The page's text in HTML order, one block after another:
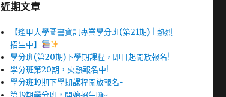
近期文章
【逢甲大學圖書資訊專業學分班(第21期) | 熱烈
招生中】
學分班(第20期)下學期課程，即日起開放報名!
學分班第20期，火熱報名中!
學分班19期下學期課程開放報名~
第19期學分班，開始招生囉~